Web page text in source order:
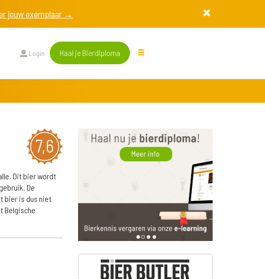
jouw exemplaar →
Login Haal je Bierdiploma
7,6
Dit bier wordt
De
bier is dus niet
Belgische